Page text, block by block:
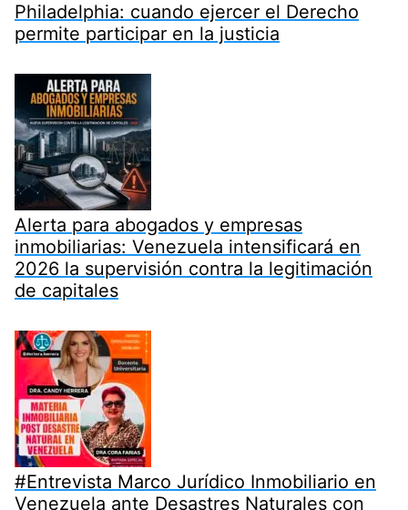
Philadelphia: cuando ejercer el Derecho
permite participar en la justicia
Alerta para abogados y empresas
inmobiliarias: Venezuela intensificará en
2026 la supervisión contra la legitimación
de capitales
#Entrevista Marco Jurídico Inmobiliario en
Venezuela ante Desastres Naturales con